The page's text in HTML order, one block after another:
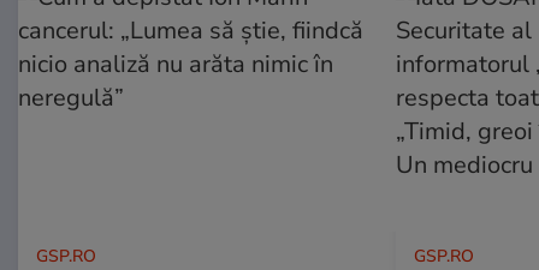
GSP.RO GSP.RO